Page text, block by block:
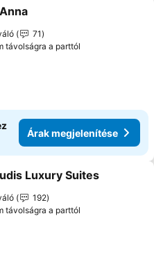
a kedvencekhez
71
távolságra a parttól
Árak megjelenítése
a kedvencekhez
Luxury Suites
192
távolságra a parttól